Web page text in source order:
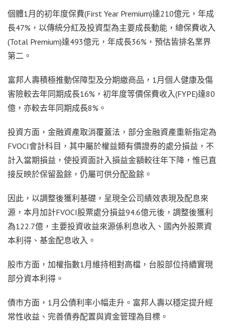
個體1月的初年度保費(First Year Premium)達210億元，年成
長47%，以傳統分紅及投資型為主要成長動能，總保費收入
(Total Premium)達493億元，年成長36%，預估皆排名業界
第二。
富邦人壽積極推動保障型及分期繳商品，1月個人健康及傷
害險較去年同期成長16%，初年度等價保費收入(FYPE)達80
億，亦較去年同期成長8%。
投資方面，金融資產取消覆蓋法，部分金融資產重新指定為
FVOCI會計科目，其中屬於權益類有價證券的處分損益，不
計入當期損益，使投資面計入損益金額較往年下降，惟已直
接反映於保留盈餘，仍屬可供分配盈餘。
因此，以調整後獲利基礎，呈現全公司績效表現及配息來
源，本月加計FVOCI股票處分損益94.6億元後，調整後獲利
為122.7億，主要投資收益來源係利息收入、國內外股票資
本利得、基金配息收入。
股市方面，加權指數1月維持相對高檔，台股部位持續實現
部分資本利得。
債市方面，1月公債利率小幅走升。富邦人壽以穩定提升經
常性收益、完善債券配置與資金管理為目標。